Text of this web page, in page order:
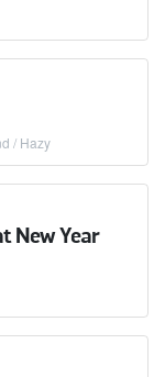
/ Hazy
New Year